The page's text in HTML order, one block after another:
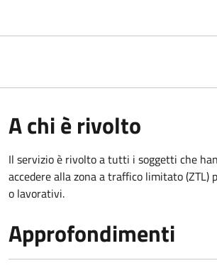
A chi è rivolto
Il servizio è rivolto a tutti i soggetti che
accedere alla zona a traffico limitato (ZTL)
o lavorativi.
Approfondimenti